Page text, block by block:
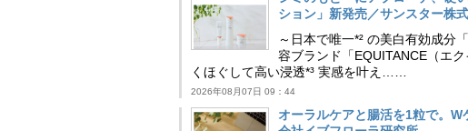
ション」新発売／サンスター株
～日本で唯一*² の美白有効成分
容ブランド「EQUITANCE（エ
くほぐして高い浸透*³ 実感を叶え……
2026年08月07日 09：44
オーラルケアと腸活を1粒で。